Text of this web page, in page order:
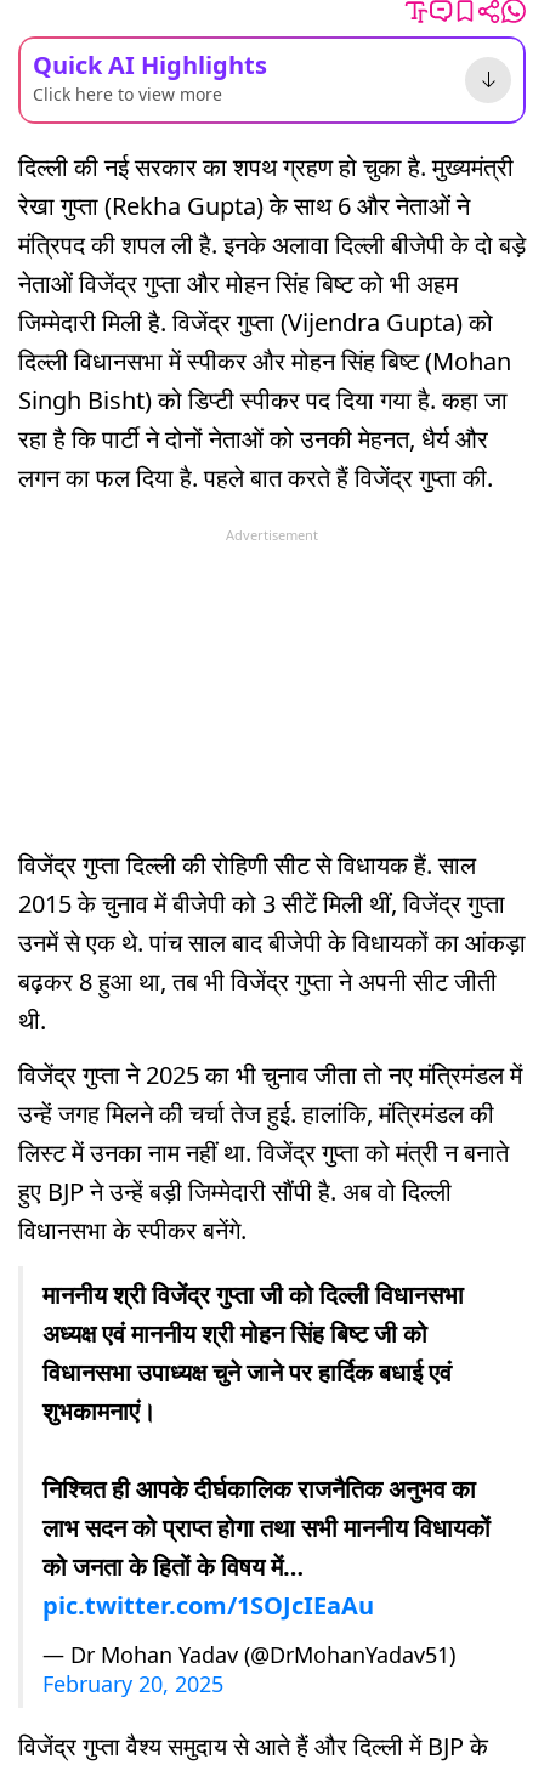
Quick AI Highlights
Click here to view more
दिल्ली की नई सरकार का शपथ ग्रहण हो चुका है. मुख्यमंत्री
रेखा गुप्ता (Rekha Gupta) के साथ 6 और नेताओं ने
मंत्रिपद की शपल ली है. इनके अलावा दिल्ली बीजेपी के दो बड़े
नेताओं विजेंद्र गुप्ता और मोहन सिंह बिष्ट को भी अहम
जिम्मेदारी मिली है. विजेंद्र गुप्ता (Vijendra Gupta) को
दिल्ली विधानसभा में स्पीकर और मोहन सिंह बिष्ट (Mohan
Singh Bisht) को डिप्टी स्पीकर पद दिया गया है. कहा जा
रहा है कि पार्टी ने दोनों नेताओं को उनकी मेहनत, धैर्य और
लगन का फल दिया है. पहले बात करते हैं विजेंद्र गुप्ता की.
Advertisement
विजेंद्र गुप्ता दिल्ली की रोहिणी सीट से विधायक हैं. साल
2015 के चुनाव में बीजेपी को 3 सीटें मिली थीं, विजेंद्र गुप्ता
उनमें से एक थे. पांच साल बाद बीजेपी के विधायकों का आंकड़ा
बढ़कर 8 हुआ था, तब भी विजेंद्र गुप्ता ने अपनी सीट जीती
थी.
विजेंद्र गुप्ता ने 2025 का भी चुनाव जीता तो नए मंत्रिमंडल में
उन्हें जगह मिलने की चर्चा तेज हुई. हालांकि, मंत्रिमंडल की
लिस्ट में उनका नाम नहीं था. विजेंद्र गुप्ता को मंत्री न बनाते
हुए BJP ने उन्हें बड़ी जिम्मेदारी सौंपी है. अब वो दिल्ली
विधानसभा के स्पीकर बनेंगे.
माननीय श्री विजेंद्र गुप्ता जी को दिल्ली विधानसभा
अध्यक्ष एवं माननीय श्री मोहन सिंह बिष्ट जी को
विधानसभा उपाध्यक्ष चुने जाने पर हार्दिक बधाई एवं
शुभकामनाएं।
निश्चित ही आपके दीर्घकालिक राजनैतिक अनुभव का
लाभ सदन को प्राप्त होगा तथा सभी माननीय विधायकों
को जनता के हितों के विषय में…
pic.twitter.com/1SOJcIEaAu
— Dr Mohan Yadav (@DrMohanYadav51)
February 20, 2025
विजेंद्र गुप्ता वैश्य समुदाय से आते हैं और दिल्ली में BJP के